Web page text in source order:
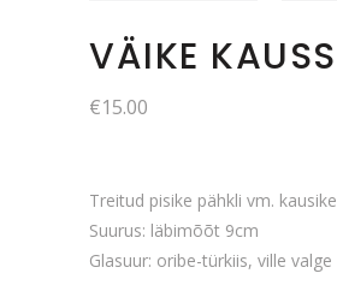
VÄIKE KAUSS
€15.00
Treitud pisike pähkli vm. kausike
Suurus: läbimõõt 9cm
Glasuur: oribe-türkiis, ville valge